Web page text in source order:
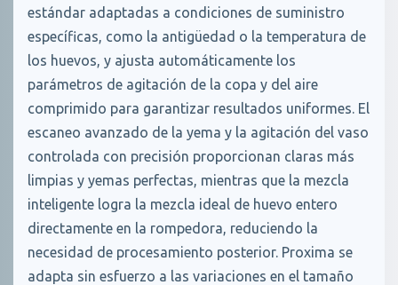
estándar adaptadas a condiciones de suministro
específicas, como la antigüedad o la temperatura de
los huevos, y ajusta automáticamente los
parámetros de agitación de la copa y del aire
comprimido para garantizar resultados uniformes. El
escaneo avanzado de la yema y la agitación del vaso
controlada con precisión proporcionan claras más
limpias y yemas perfectas, mientras que la mezcla
inteligente logra la mezcla ideal de huevo entero
directamente en la rompedora, reduciendo la
necesidad de procesamiento posterior. Proxima se
adapta sin esfuerzo a las variaciones en el tamaño